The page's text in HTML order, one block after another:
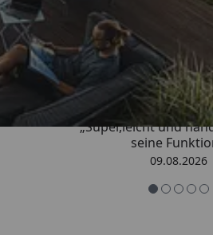
Trusted
4,81/ 5
„Super,leicht und
seine
09.08.2026